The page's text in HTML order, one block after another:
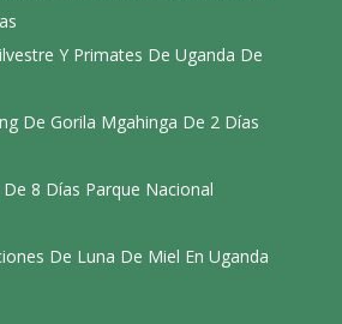
Y Primates De Uganda De
De Gorila Mgahinga De 2 Días
8 Días Parque Nacional
De Luna De Miel En Uganda